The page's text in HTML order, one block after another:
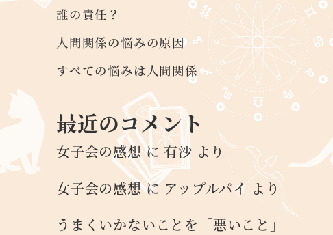
誰の責任？
人間関係の悩みの原因
すべての悩みは人間関係
最近のコメント
女子会の感想に 有沙 より
女子会の感想にアップルパイ より
うまくいかないことを「悪いこと」